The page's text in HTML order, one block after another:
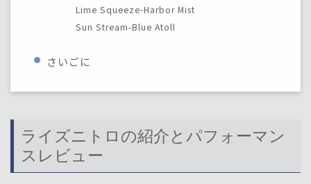
Lime Squeeze-Harbor Mist
Sun Stream-Blue Atoll
さいごに
ライズニトロの紹介とパフォーマン
スレビュー